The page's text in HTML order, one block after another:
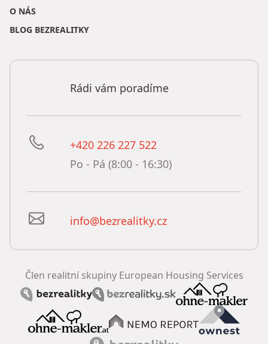
O NÁS
BLOG BEZREALITKY
Rádi vám poradíme
+420 226 227 522
Po - Pá (8:00 - 16:30)
info@bezrealitky.cz
Člen realitní skupiny European Housing Services